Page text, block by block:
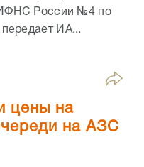
России №4 по
ИА...
цены на
на АЗС